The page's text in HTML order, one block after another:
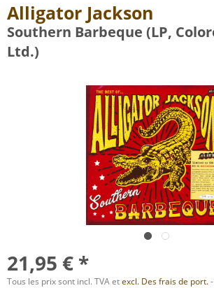
Alligator Jackson
Southern Barbeque (LP,
Ltd.)
21,95 € *
Tous les prix sont incl. TVA etexcl. Des frais de port.